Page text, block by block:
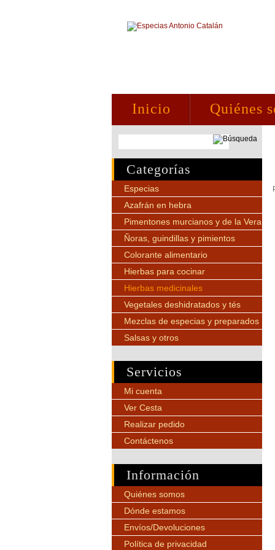
Inicio Quiénes
Categorías
Especias
Azafrán en hebra
Pimentones murcianos y de la Vera
Ñoras, guindillas y pimientos
Colorante alimentario
Hierbas para cocinar
Hierbas medicinales
Vegetales deshidratados y tés
Mezclas de especias y preparados
Salsas y otros
Servicios
Mi cuenta
Ver Cesta
Realizar pedido
Contáctenos
Información
Quiénes somos
Dónde estamos
Envíos/Devoluciones
Política de privacidad